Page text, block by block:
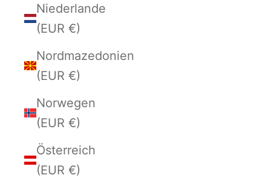
Niederlande
(EUR €)
Nordmazedonien
(EUR €)
Norwegen
(EUR €)
Österreich
(EUR €)